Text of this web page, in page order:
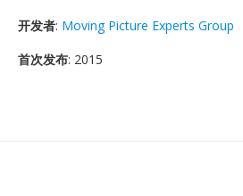
开发者: Moving Picture Experts Group
首次发布: 2015